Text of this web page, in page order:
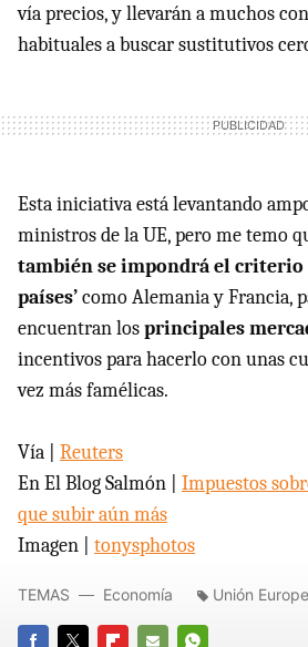
vía precios, y llevarán a muchos
habituales a buscar sustitutivos
Esta iniciativa está levantando
ministros de la UE, pero me temo
también se impondrá el criterio
países’como Alemania y Francia,
encuentran losprincipales
incentivos para hacerlo con unas
vez más famélicas.
Vía | Reuters
En El Blog Salmón | Impuestos
que subir aún más
Imagen | tonysphotos
TEMAS Economía Unión